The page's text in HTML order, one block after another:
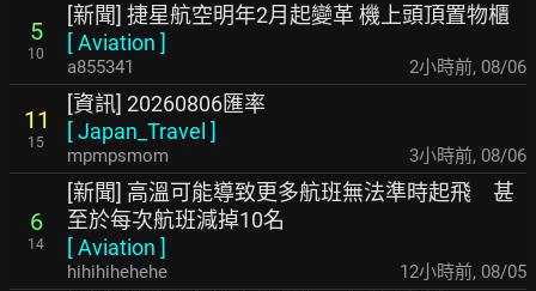
5
10
[新聞] 捷星航空明年2月起變革 機上頭頂置物櫃
[Aviation ]
a855341 2小時前, 08/06
11
15
[資訊] 20260806匯率
[Japan_Travel ]
mpmpsmom 3小時前, 08/06
6
14
[新聞] 高溫可能導致更多航班無法準時起飛 甚
至於每次航班減掉10名
[Aviation ]
hihihihehehe 12小時前, 08/05